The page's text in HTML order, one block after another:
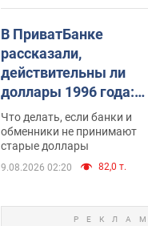
В ПриватБанке
рассказали,
действительны ли
доллары 1996 года:
принимают ли
обменники и банки
такие купюры
Что делать, если банки и
обменники не принимают
старые доллары
9.08.2026 02:20 82,0 т.